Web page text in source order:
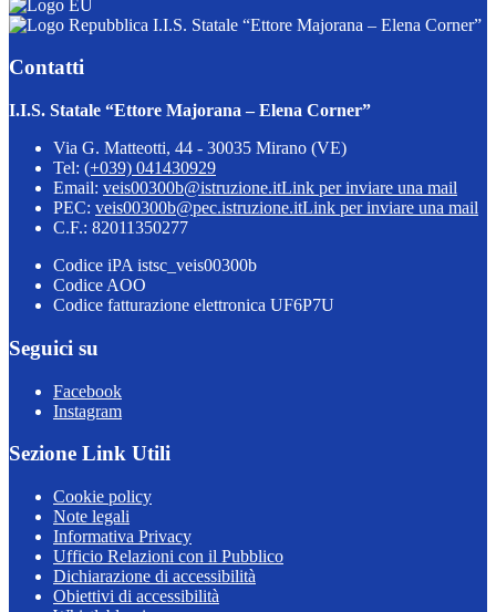
I.I.S. Statale “Ettore Majorana – Elena Corner”
Contatti
I.I.S. Statale “Ettore Majorana – Elena Corner”
Via G. Matteotti, 44 - 30035 Mirano (VE)
Tel: (+039) 041430929
Email: veis00300b@istruzione.itLink per inviare una mail
PEC: veis00300b@pec.istruzione.itLink per inviare una mail
C.F.: 82011350277
Codice iPA istsc_veis00300b
Codice AOO
Codice fatturazione elettronica UF6P7U
Seguici su
Facebook
Instagram
Sezione Link Utili
Cookie policy
Note legali
Informativa Privacy
Ufficio Relazioni con il Pubblico
Dichiarazione di accessibilità
Obiettivi di accessibilità